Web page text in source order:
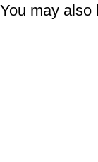
You may